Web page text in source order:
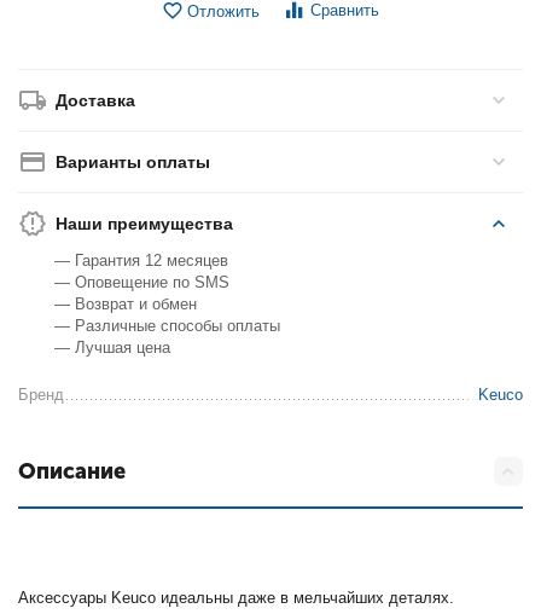
Отложить Сравнить
Доставка
Варианты оплаты
Наши преимущества
— Гарантия 12 месяцев
— Оповещение по SMS
— Возврат и обмен
— Различные способы оплаты
— Лучшая цена
Бренд Keuco
Описание
Аксессуары Keuco идеальны даже в мельчайших деталях.